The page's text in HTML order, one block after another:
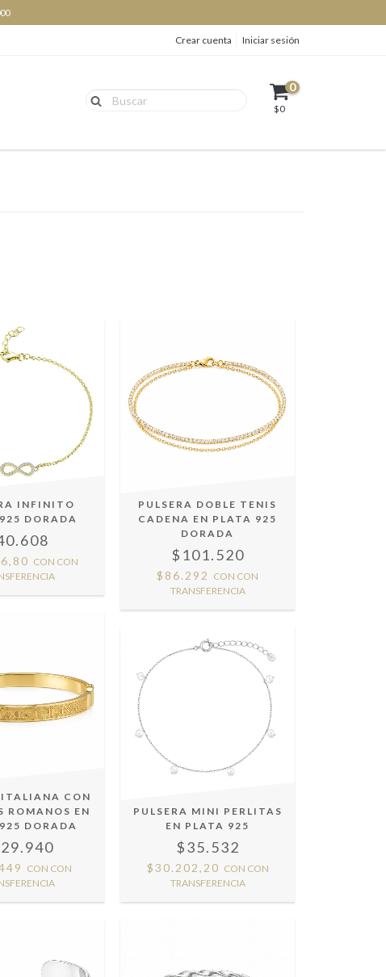
Crear cuenta Iniciar sesión
0
$0
INFINITO
DORADA
CON CON
PULSERA DOBLE TENIS
CADENA EN PLATA 925
DORADA
$101.520
$86.292 CON CON
TRANSFERENCIA
ITALIANA CON
ROMANOS EN
DORADA
CON CON
PULSERA MINI PERLITAS
EN PLATA 925
$35.532
$30.202,20 CON CON
TRANSFERENCIA